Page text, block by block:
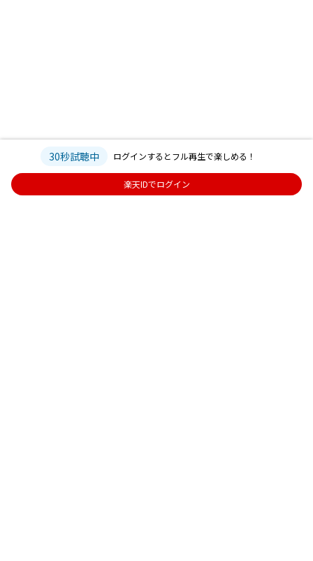
30秒試聴中 ログインするとフル再生で楽しめる！
楽天IDでログイン